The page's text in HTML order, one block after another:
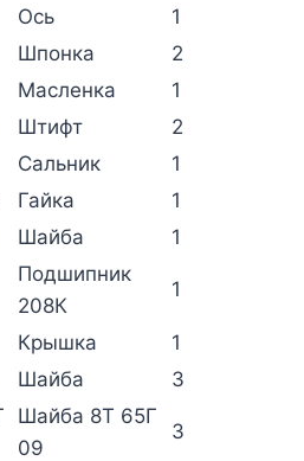
Ось
1
Шпонка
2
Масленка
1
Штифт
2
Сальник
1
Гайка
1
Шайба 1
Подшипник
208К
1
Крышка
1
Шайба 3
Шайба 8Т 65Г
09
3